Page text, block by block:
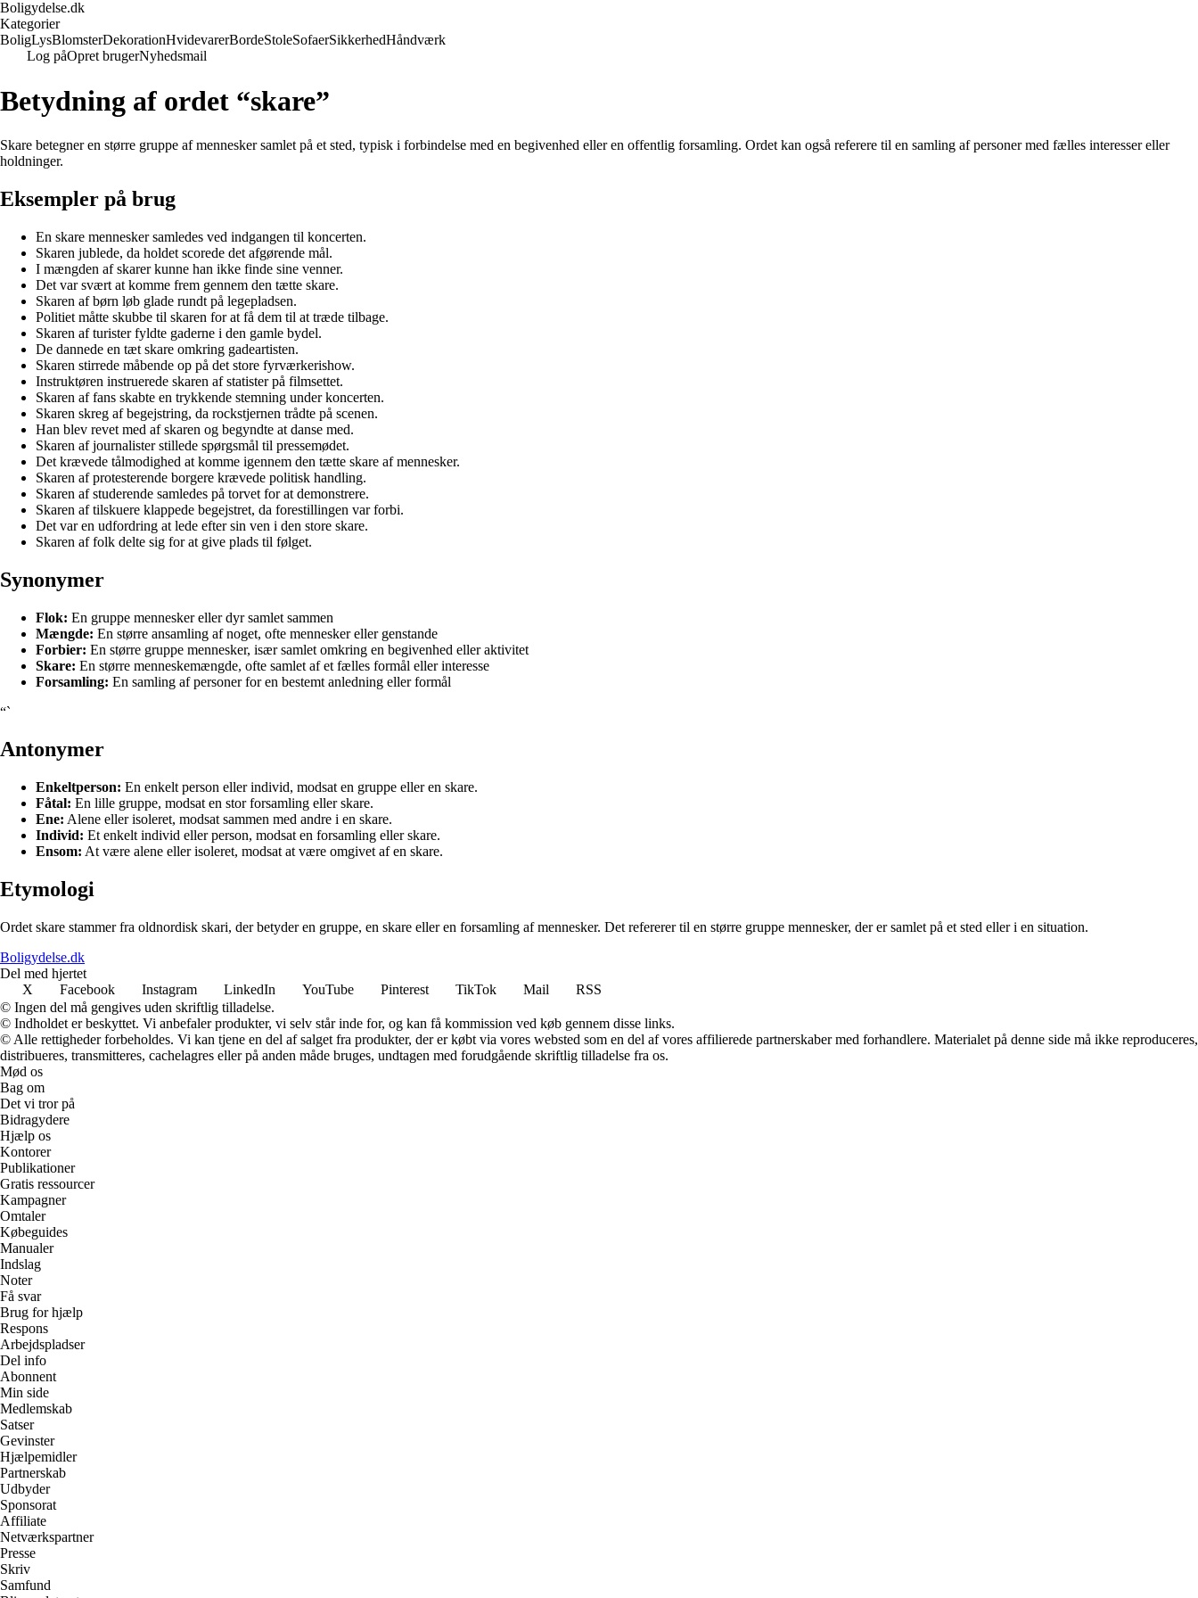
Boligydelse.dk
Kategorier
BoligLysBlomsterDekorationHvidevarerBordeStoleSofaerSikkerhedHåndværk
Log påOpret brugerNyhedsmail
Betydning af ordet “skare”
Skare betegner en større gruppe af mennesker samlet på et sted, typisk i forbindelse med en begivenhed eller en offentlig forsamling. Ordet kan også referere til en samling af personer med fælles interesser eller
holdninger.
Eksempler på brug
En skare mennesker samledes ved indgangen til koncerten.
Skaren jublede, da holdet scorede det afgørende mål.
I mængden af skarer kunne han ikke finde sine venner.
Det var svært at komme frem gennem den tætte skare.
Skaren af børn løb glade rundt på legepladsen.
Politiet måtte skubbe til skaren for at få dem til at træde tilbage.
Skaren af turister fyldte gaderne i den gamle bydel.
De dannede en tæt skare omkring gadeartisten.
Skaren stirrede måbende op på det store fyrværkerishow.
Instruktøren instruerede skaren af statister på filmsettet.
Skaren af fans skabte en trykkende stemning under koncerten.
Skaren skreg af begejstring, da rockstjernen trådte på scenen.
Han blev revet med af skaren og begyndte at danse med.
Skaren af journalister stillede spørgsmål til pressemødet.
Det krævede tålmodighed at komme igennem den tætte skare af mennesker.
Skaren af protesterende borgere krævede politisk handling.
Skaren af studerende samledes på torvet for at demonstrere.
Skaren af tilskuere klappede begejstret, da forestillingen var forbi.
Det var en udfordring at lede efter sin ven i den store skare.
Skaren af folk delte sig for at give plads til følget.
Synonymer
Flok: En gruppe mennesker eller dyr samlet sammen
Mængde: En større ansamling af noget, ofte mennesker eller genstande
Forbier: En større gruppe mennesker, især samlet omkring en begivenhed eller aktivitet
Skare: En større menneskemængde, ofte samlet af et fælles formål eller interesse
Forsamling: En samling af personer for en bestemt anledning eller formål
“`
Antonymer
Enkeltperson: En enkelt person eller individ, modsat en gruppe eller en skare.
Fåtal: En lille gruppe, modsat en stor forsamling eller skare.
Ene: Alene eller isoleret, modsat sammen med andre i en skare.
Individ: Et enkelt individ eller person, modsat en forsamling eller skare.
Ensom: At være alene eller isoleret, modsat at være omgivet af en skare.
Etymologi
Ordet skare stammer fra oldnordisk skari, der betyder en gruppe, en skare eller en forsamling af mennesker. Det refererer til en større gruppe mennesker, der er samlet på et sted eller i en situation.
Boligydelse.dk
Del med hjertet
X
Facebook Instagram LinkedIn YouTube Pinterest TikTok Mail
RSS
© Ingen del må gengives uden skriftlig tilladelse.
© Indholdet er beskyttet. Vi anbefaler produkter, vi selv står inde for, og kan få kommission ved køb gennem disse links.
© Alle rettigheder forbeholdes. Vi kan tjene en del af salget fra produkter, der er købt via vores websted som en del af vores affilierede partnerskaber med forhandlere. Materialet på denne side må ikke reproduceres,
distribueres, transmitteres, cachelagres eller på anden måde bruges, undtagen med forudgående skriftlig tilladelse fra os.
Mød os
Bag om
Det vi tror på
Bidragydere
Hjælp os
Kontorer
Publikationer
Gratis ressourcer
Kampagner
Omtaler
Købeguides
Manualer
Indslag
Noter
Få svar
Brug for hjælp
Respons
Arbejdspladser
Del info
Abonnent
Min side
Medlemskab
Satser
Gevinster
Hjælpemidler
Partnerskab
Udbyder
Sponsorat
Affiliate
Netværkspartner
Presse
Skriv
Samfund